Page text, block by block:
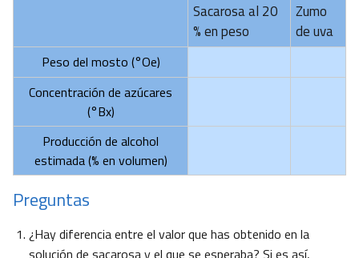
Sacarosa al 20
% en peso
Zumo
de uva
Peso del mosto (°Oe)
Concentración de azúcares
(°Bx)
Producción de alcohol
estimada (% en volumen)
Preguntas
¿Hay diferencia entre el valor que has obtenido en la
solución de sacarosa y el que se esperaba? Si es así,